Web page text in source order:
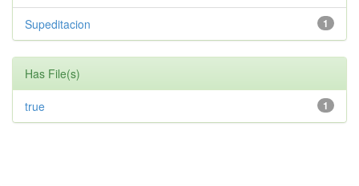
1
Supeditacion
Has File(s)
1
true